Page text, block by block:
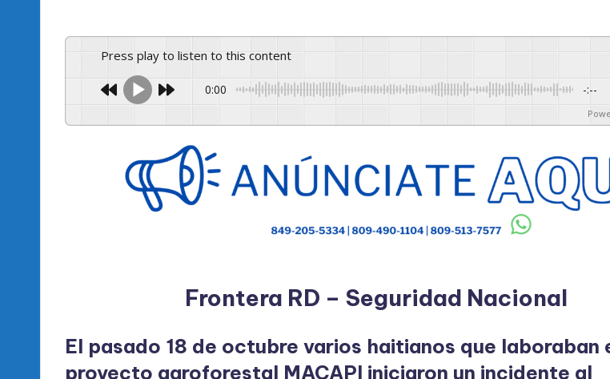
Press play to listen to this content
0:00 -:--
Frontera RD – Seguridad Nacional
El pasado 18 de octubre varios haitianos que laboraban
proyecto agroforestal MACAPI iniciaron un incidente al